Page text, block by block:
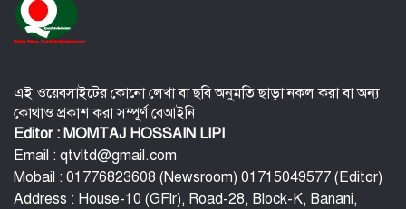
নোয়াখালীতে ৯৭৯০ ইয়াবাসহ দুই পাচারকারী গ্রেপ্তার
এই ওয়েবসাইটের কোনো লেখা বা ছবি অনুমতি ছাড়া নকল করা বা অন্য
কোথাও প্রকাশ করা সম্পূর্ণ বেআইনি
Editor : MOMTAJ HOSSAIN LIPI
Email : qtvltd@gmail.com
Mobail : 01776823608 (Newsroom) 01715049577 (Editor)
Address : House-10 (GFlr), Road-28, Block-K, Banani,